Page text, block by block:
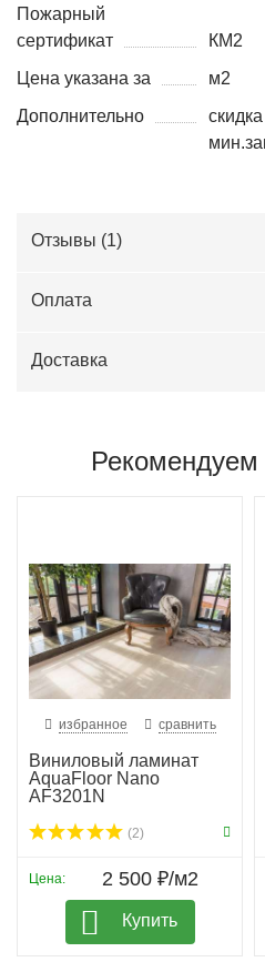
Пожарный
сертификат
КМ2
Цена указана за
м2
Дополнительно
Отзывы (1)
Оплата
Доставка
Рекомендуем
избранное сравнить
Виниловый ламинат
AquaFloor Nano
AF3201N
(2)
Цена: 2 500 ₽/м2
Купить